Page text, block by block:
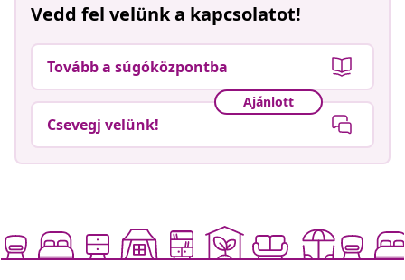
Vedd fel velünk a kapcsolatot!
Tovább a súgóközpontba
Ajánlott
Csevegj velünk!